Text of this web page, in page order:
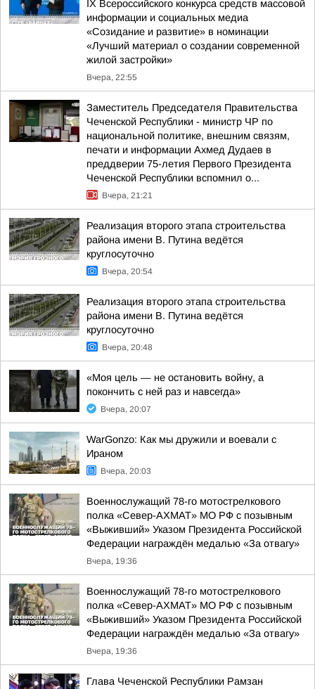
IX Всероссийского конкурса средств массовой
информации и социальных медиа
«Созидание и развитие» в номинации
«Лучший материал о создании современной
жилой застройки»
Вчера, 22:55
Заместитель Председателя Правительства
Чеченской Республики - министр ЧР по
национальной политике, внешним связям,
печати и информации Ахмед Дудаев в
преддверии 75-летия Первого Президента
Чеченской Республики вспомнил о...
Вчера, 21:21
Реализация второго этапа строительства
района имени В. Путина ведётся
круглосуточно
Вчера, 20:54
Реализация второго этапа строительства
района имени В. Путина ведётся
круглосуточно
Вчера, 20:48
«Моя цель — не остановить войну, а
покончить с ней раз и навсегда»
Вчера, 20:07
WarGonzo: Как мы дружили и воевали с
Ираном
Вчера, 20:03
Военнослужащий 78-го мотострелкового
полка «Север-АХМАТ» МО РФ с позывным
«Выживший» Указом Президента Российской
Федерации награждён медалью «За отвагу»
Вчера, 19:36
Военнослужащий 78-го мотострелкового
полка «Север-АХМАТ» МО РФ с позывным
«Выживший» Указом Президента Российской
Федерации награждён медалью «За отвагу»
Вчера, 19:36
Глава Чеченской Республики Рамзан